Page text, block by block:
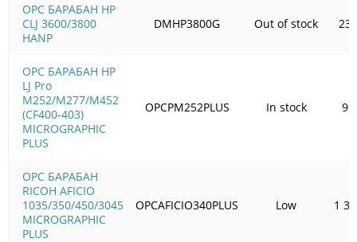
OPC БАРАБАН HP
CLJ 3600/3800
HANP
OPC БАРАБАН HP
LJ Pro
M252/M277/M452
(CF400-403)
MICROGRAPHIC
PLUS
OPC БАРАБАН
RICOH AFICIO
1035/350/450/3045
MICROGRAPHIC
PLUS
DMHP3800G Out of stock
OPCPM252PLUS In stock
OPCAFICIO340PLUS Low 1